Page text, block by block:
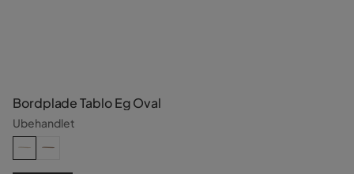
Bordplade Tablo Eg Oval
Ubehandlet